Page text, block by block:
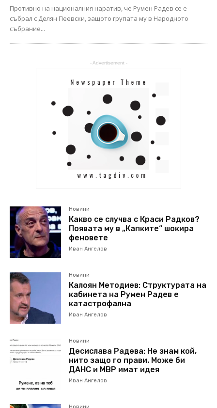
Противно на националния наратив, че Румен Радев се е
събрал с Делян Пеевски, защото групата му в Народното
събрание...
- Advertisement -
Новини
Какво се случва с Краси Радков?
Появата му в „Капките“ шокира
феновете
Иван Ангелов
Новини
Калоян Методиев: Структурата на
кабинета на Румен Радев е
катастрофална
Иван Ангелов
Новини
Десислава Радева: Не знам кой,
нито защо го прави. Може би
ДАНС и МВР имат идея
Иван Ангелов